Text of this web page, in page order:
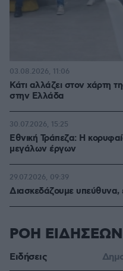
Κάτι αλλάζει στον χάρτη
στην Ελλάδα
03.08.2026, 11:06
Εθνική Τράπεζα: Η
μεγάλων έργων
30.07.2026, 15:25
Διασκεδάζουμε υπεύθυνα,
29.07.2026, 09:39
ΡΟΗ ΕΙΔΗΣΕΩΝ
Ειδήσεις